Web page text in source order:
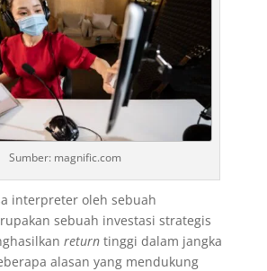
Sumber: magnific.com
interpreter oleh sebuah
sebuah investasi strategis
return tinggi dalam jangka
alasan yang mendukung